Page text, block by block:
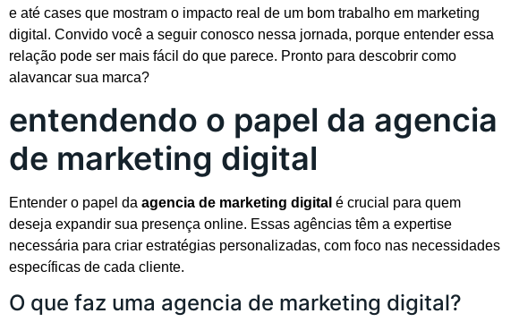
e até cases que mostram o impacto real de um bom trabalho em marketing
digital. Convido você a seguir conosco nessa jornada, porque entender essa
relação pode ser mais fácil do que parece. Pronto para descobrir como
alavancar sua marca?
entendendo o papel da agencia
de marketing digital
Entender o papel da agencia de marketing digital é crucial para quem
deseja expandir sua presença online. Essas agências têm a expertise
necessária para criar estratégias personalizadas, com foco nas necessidades
específicas de cada cliente.
O que faz uma agencia de marketing digital?